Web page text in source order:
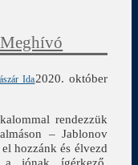
Ida2020. október
rendezzük
– Jablonov
hozzánk és élvezd
jónak ígérkező